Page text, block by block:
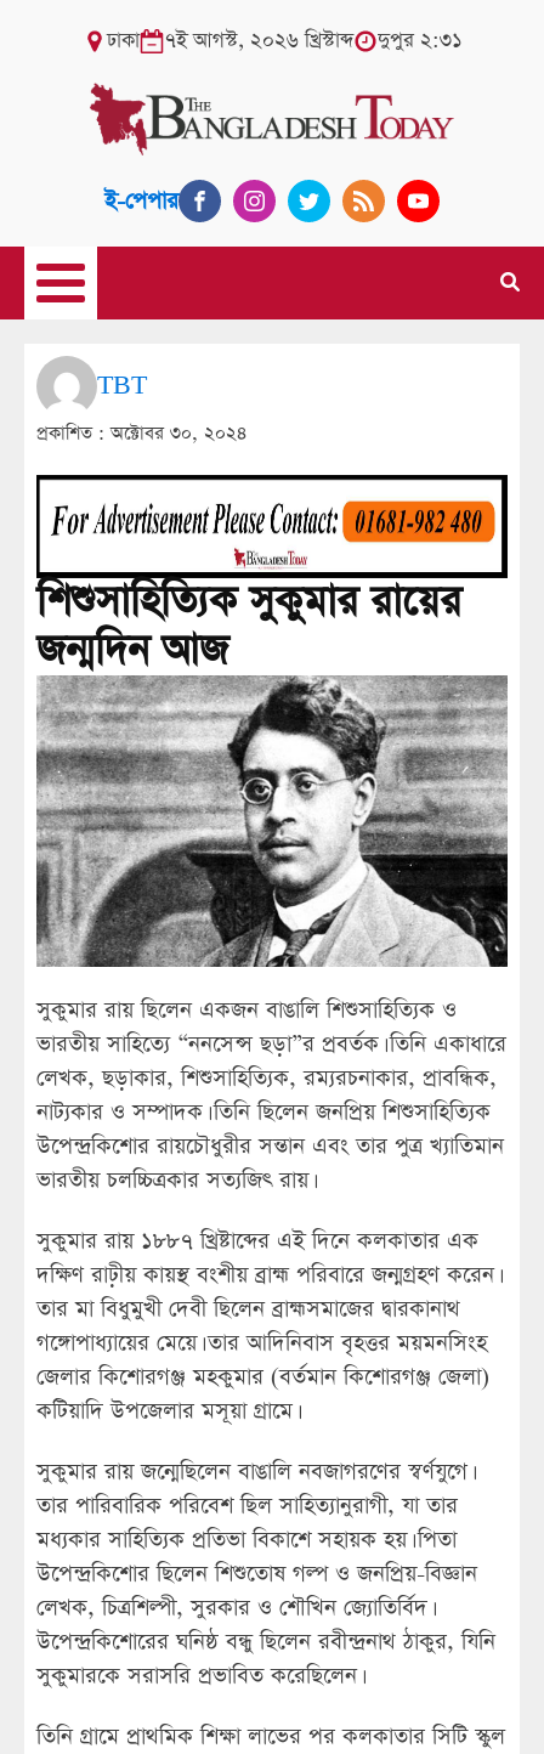
ঢাকা ৭ই আগস্ট, ২০২৬ খ্রিস্টাব্দ দুপুর ২:৩১
ই-পেপার
TBT
প্রকাশিত :অক্টোবর ৩০, ২০২৪
শিশুসাহিত্যিক সুকুমার রায়ের
জন্মদিন আজ
সুকুমার রায় ছিলেন একজন বাঙালি শিশুসাহিত্যিক ও
ভারতীয় সাহিত্যে “ননসেন্স ছড়া”র প্রবর্তক। তিনি একাধারে
লেখক, ছড়াকার, শিশুসাহিত্যিক, রম্যরচনাকার, প্রাবন্ধিক,
নাট্যকার ও সম্পাদক। তিনি ছিলেন জনপ্রিয় শিশুসাহিত্যিক
উপেন্দ্রকিশোর রায়চৌধুরীর সন্তান এবং তার পুত্র খ্যাতিমান
ভারতীয় চলচ্চিত্রকার সত্যজিৎ রায়।
সুকুমার রায় ১৮৮৭ খ্রিষ্টাব্দের এই দিনে কলকাতার এক
দক্ষিণ রাঢ়ীয় কায়স্থ বংশীয় ব্রাহ্ম পরিবারে জন্মগ্রহণ করেন।
তার মা বিধুমুখী দেবী ছিলেন ব্রাহ্মসমাজের দ্বারকানাথ
গঙ্গোপাধ্যায়ের মেয়ে। তার আদিনিবাস বৃহত্তর ময়মনসিংহ
জেলার কিশোরগঞ্জ মহকুমার (বর্তমান কিশোরগঞ্জ জেলা)
কটিয়াদি উপজেলার মসূয়া গ্রামে।
সুকুমার রায় জন্মেছিলেন বাঙালি নবজাগরণের স্বর্ণযুগে।
তার পারিবারিক পরিবেশ ছিল সাহিত্যানুরাগী, যা তার
মধ্যকার সাহিত্যিক প্রতিভা বিকাশে সহায়ক হয়। পিতা
উপেন্দ্রকিশোর ছিলেন শিশুতোষ গল্প ও জনপ্রিয়-বিজ্ঞান
লেখক, চিত্রশিল্পী, সুরকার ও শৌখিন জ্যোতির্বিদ।
উপেন্দ্রকিশোরের ঘনিষ্ঠ বন্ধু ছিলেন রবীন্দ্রনাথ ঠাকুর, যিনি
সুকুমারকে সরাসরি প্রভাবিত করেছিলেন।
তিনি গ্রামে প্রাথমিক শিক্ষা লাভের পর কলকাতার সিটি স্কুল